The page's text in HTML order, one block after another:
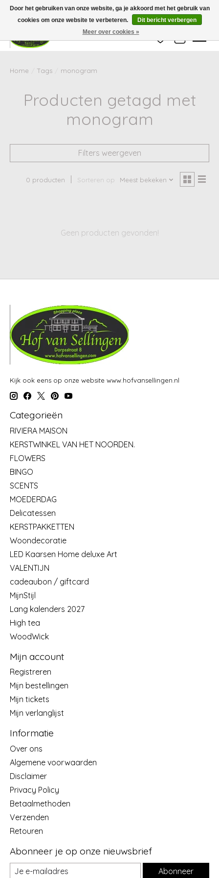
Wij zijn gesloten van 24 december tot en met 25 januari. Houd er rekening mee
dat de levertijd van uw bestelling in deze periode langer kan zijn dan
gebruikelijk.
Verlanglijst
Home Tags monogram
Producten getagd met
monogram
Filters weergeven
0 producten Sorteren op Meest bekeken
Geen producten gevonden!
Kijk ook eens op onze website www.hofvansellingen.nl
Categorieën
RIVIERA MAISON
KERSTWINKEL VAN HET NOORDEN.
FLOWERS
BINGO
SCENTS
MOEDERDAG
Delicatessen
KERSTPAKKETTEN
Woondecoratie
LED Kaarsen Home deluxe Art
VALENTIJN
cadeaubon / giftcard
MijnStijl
Lang kalenders 2027
High tea
WoodWick
Mijn account
Registreren
Mijn bestellingen
Mijn tickets
Mijn verlanglijst
Informatie
Over ons
Algemene voorwaarden
Disclaimer
Privacy Policy
Betaalmethoden
Verzenden
Retouren
Abonneer je op onze nieuwsbrief
Abonneer
Door het gebruiken van onze website, ga je akkoord met het gebruik van
cookies om onze website te verbeteren.
Dit bericht verbergen
Meer over cookies »